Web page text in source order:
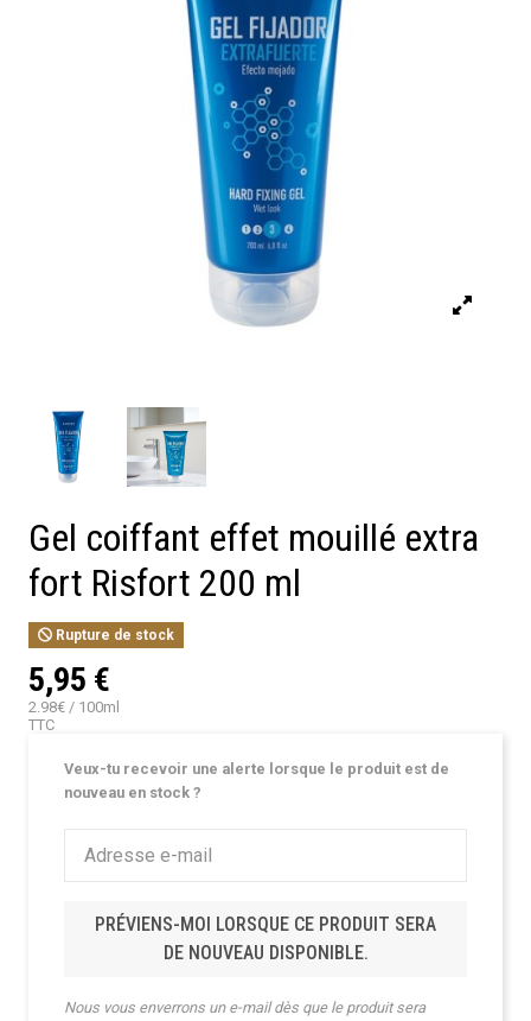
Gel coiffant effet mouillé extra
fort Risfort 200 ml
Rupture de stock
5,95 €
2.98€ / 100ml
TTC
Veux-tu recevoir une alerte lorsque le produit est de
nouveau en stock ?
PRÉVIENS-MOI LORSQUE CE PRODUIT SERA
DE NOUVEAU DISPONIBLE.
Nous vous enverrons un e-mail dès que le produit sera